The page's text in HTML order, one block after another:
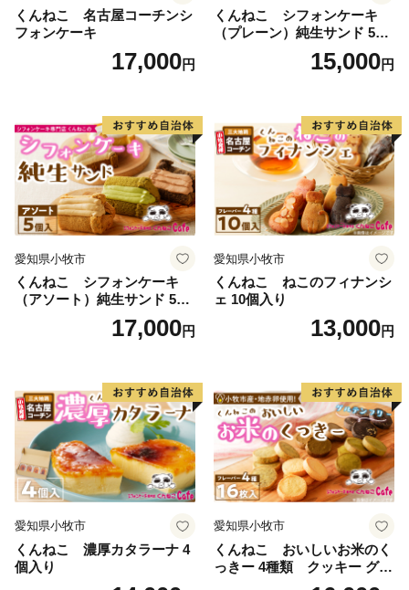
くんねこ 名古屋コーチンシ
フォンケーキ
17,000円
くんねこ シフォンケーキ
（プレーン）純生サンド 5個
15,000円
愛知県小牧市
くんねこ シフォンケーキ
（アソート）純生サンド 5個
17,000円
愛知県小牧市
くんねこ ねこのフィナンシ
ェ 10個入り
13,000円
愛知県小牧市
くんねこ 濃厚カタラーナ 4
個入り
愛知県小牧市
くんねこ おいしいお米のく
っきー 4種類 クッキー グル